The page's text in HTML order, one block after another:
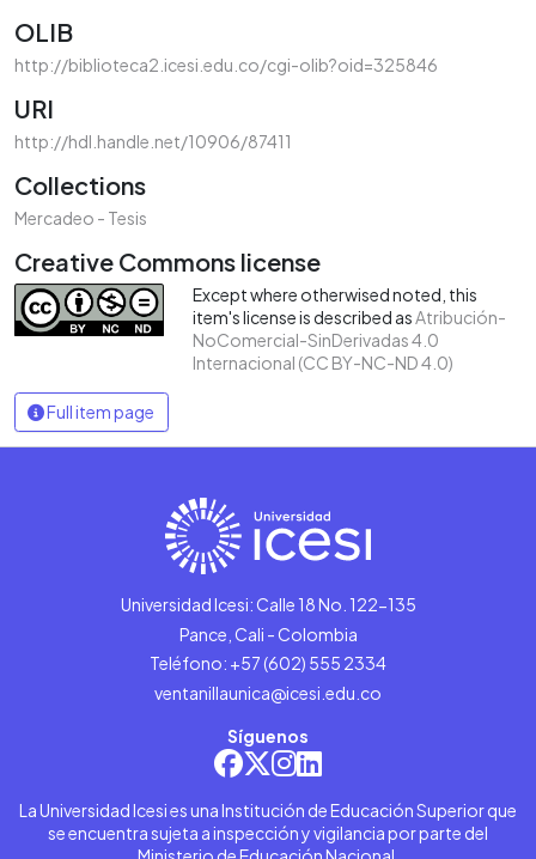
OLIB
http://biblioteca2.icesi.edu.co/cgi-olib?oid=325846
URI
http://hdl.handle.net/10906/87411
Collections
Mercadeo - Tesis
Creative Commons license
Except where otherwised noted, this
item's license is described asAtribución-
NoComercial-SinDerivadas 4.0
Internacional (CC BY-NC-ND 4.0)
Full item page
Universidad Icesi: Calle 18 No. 122-135
Pance, Cali - Colombia
Teléfono: +57 (602) 555 2334
ventanillaunica@icesi.edu.co
Síguenos
La Universidad Icesi es una Institución de Educación Superior que
se encuentra sujeta a inspección y vigilancia por parte del